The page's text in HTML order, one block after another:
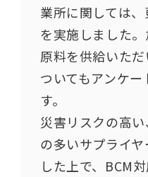
業所に関しては
を実施しました
原料を供給いた
ついてもアンケー
す。
災害リスクの高
の多いサプライ
した上で、BCM